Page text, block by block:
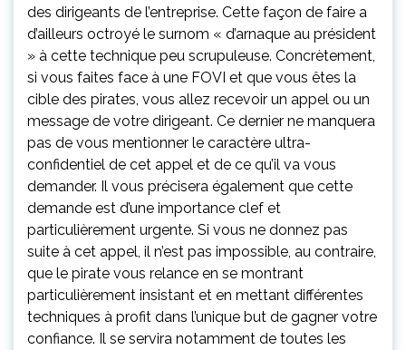
des dirigeants de l’entreprise. Cette façon de faire a
d’ailleurs octroyé le surnom « d’arnaque au président
» à cette technique peu scrupuleuse. Concrètement,
si vous faites face à une FOVI et que vous êtes la
cible des pirates, vous allez recevoir un appel ou un
message de votre dirigeant. Ce dernier ne manquera
pas de vous mentionner le caractère ultra-
confidentiel de cet appel et de ce qu’il va vous
demander. Il vous précisera également que cette
demande est d’une importance clef et
particulièrement urgente. Si vous ne donnez pas
suite à cet appel, il n’est pas impossible, au contraire,
que le pirate vous relance en se montrant
particulièrement insistant et en mettant différentes
techniques à profit dans l’unique but de gagner votre
confiance. Il se servira notamment de toutes les